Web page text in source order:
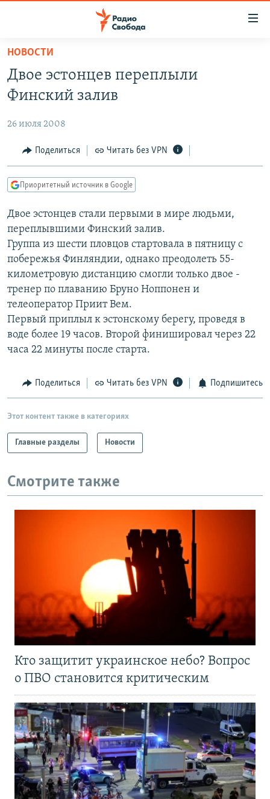
упрощенного
доступа
Вернуться
основному
Вернутся
главной
навигации
Вернутся
поиску
ПОДКАСТЫ
ЦИТАТЫ СВОБОДЫ
МНЕНИЯ
IDEL.РЕАЛИИ
КАВКАЗ.РЕАЛИИ
СЕВЕР.РЕАЛИИ
СИБИРЬ.РЕАЛИИ
РАСПИСАНИЕ ВЕЩАНИЯ
ПОДПИШИТЕСЬ НА РАССЫЛКУ
СОЦИАЛЬНЫЕ СЕТИ
Все сайты РСЕ/РС
НОВОСТИ
Двое эстонцев переплыли
Финский залив
26 июля 2008
Поделиться Читать без VPN
Приоритетный источник в Google
Двое эстонцев стали первыми в мире людьми,
переплывшими Финский залив.
Группа из шести пловцов стартовала в пятницу с
побережья Финляндии, однако преодолеть 55-
километровую дистанцию смогли только двое -
тренер по плаванию Бруно Ноппонен и
телеоператор Приит Вем.
Первый приплыл к эстонскому берегу, проведя в
воде более 19 часов. Второй финишировал через 22
часа 22 минуты после старта.
Поделиться Читать без VPN Подпишитесь
Этот контент также в категориях
Главные разделы Новости
Смотрите также
Кто защитит украинское небо? Вопрос
о ПВО становится критическим